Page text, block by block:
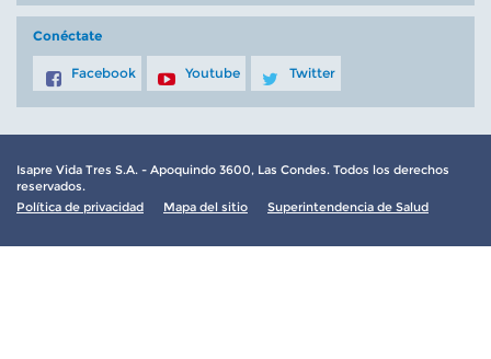
Conéctate
Facebook Youtube Twitter
Isapre Vida Tres S.A. - Apoquindo 3600, Las Condes. Todos los derechos
reservados.
Política de privacidad
Mapa del sitio Superintendencia de Salud